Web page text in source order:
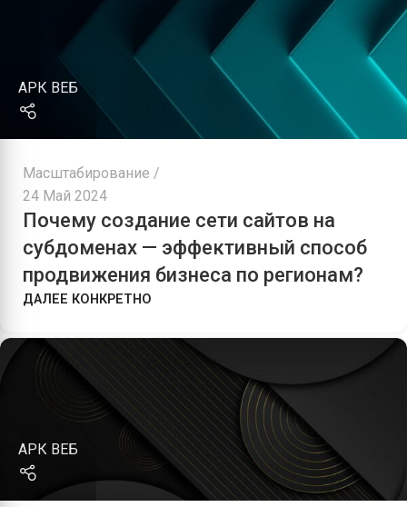
АРК ВЕБ
Масштабирование
24 Май 2024
Почему создание сети сайтов на
субдоменах — эффективный способ
продвижения бизнеса по регионам?
ДАЛЕЕ КОНКРЕТНО
АРК ВЕБ